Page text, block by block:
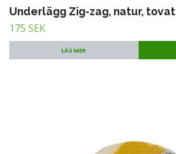
Underlägg Zig-zag, natur, tovat
175 SEK
LÄS MER